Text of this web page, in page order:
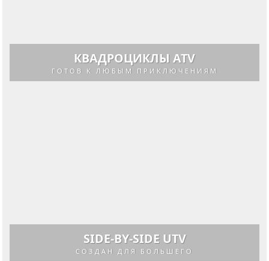
КВАДРОЦИКЛЫ ATV
ГОТОВ К ЛЮБЫМ ПРИКЛЮЧЕНИЯМ
SIDE-BY-SIDE UTV
СОЗДАН ДЛЯ БОЛЬШЕГО